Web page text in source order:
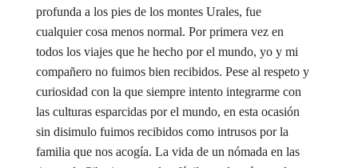
profunda a los pies de los montes Urales, fue
cualquier cosa menos normal. Por primera vez en
todos los viajes que he hecho por el mundo, yo y mi
compañero no fuimos bien recibidos. Pese al respeto y
curiosidad con la que siempre intento integrarme con
las culturas esparcidas por el mundo, en esta ocasión
sin disimulo fuimos recibidos como intrusos por la
familia que nos acogía. La vida de un nómada en las